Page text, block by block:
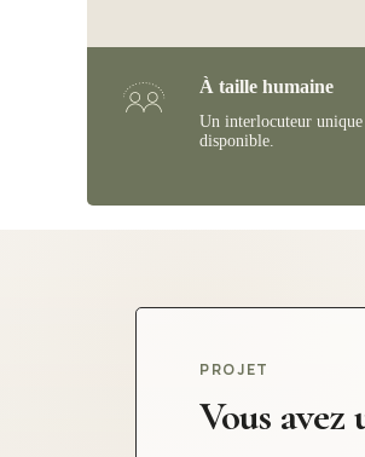
À taille humaine
Un interlocuteur unique
disponible.
PROJET
Vous